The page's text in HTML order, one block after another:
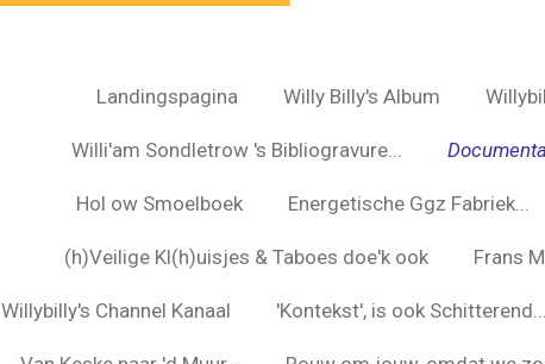
Landingspagina Willy Billy's Album
Willi'am Sondletrow 's Bibliogravure...
Hol ow Smoelboek Energetische Ggz Fabriek...
(h)Veilige Kl(h)uisjes & Taboes doe'k ook Frans
Willybilly's Channel Kanaal 'Kontekst', is ook Schitterend...